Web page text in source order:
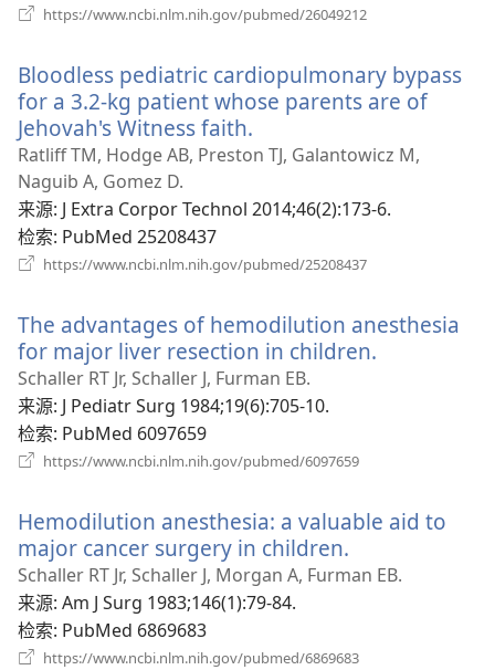
https://www.ncbi.nlm.nih.gov/pubmed/26049212
窗
口）
Bloodless pediatric cardiopulmonary bypass
for a 3.2-kg patient whose parents are of
Jehovah's Witness faith.
开
窗
Ratliff TM, Hodge AB, Preston TJ, Galantowicz M,
Naguib A, Gomez D.
来源‎: J Extra Corpor Technol 2014;46(2):173-6.
检索‎: PubMed 25208437
https://www.ncbi.nlm.nih.gov/pubmed/25208437
窗
口）
The advantages of hemodilution anesthesia
for major liver resection in children.
Schaller RT Jr, Schaller J, Furman EB.
来源‎: J Pediatr Surg 1984;19(6):705-10.
检索‎: PubMed 6097659
https://www.ncbi.nlm.nih.gov/pubmed/6097659
窗
Hemodilution anesthesia: a valuable aid to
major cancer surgery in children.
开
口）
Schaller RT Jr, Schaller J, Morgan A, Furman EB.
来源‎: Am J Surg 1983;146(1):79-84.
检索‎: PubMed 6869683
https://www.ncbi.nlm.nih.gov/pubmed/6869683